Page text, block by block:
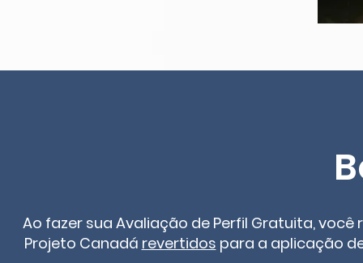
Ao fazer sua Avaliação de Perfil Gratuita,
Projeto Canadá revertidos para a aplicação